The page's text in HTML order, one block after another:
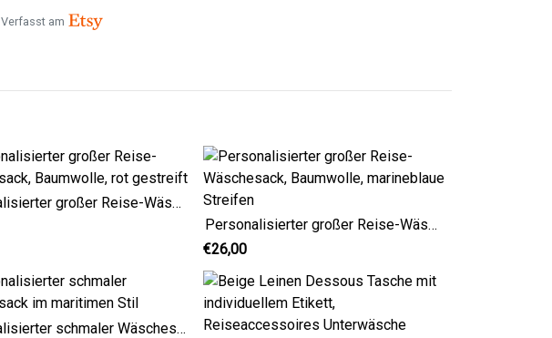
Verfasst am
Personalisierter großer Reise-Wäschesack, Baumwolle, rot gestreift
Personalisierter großer Reise-Wäschesack, Baumwolle, marineblaue Streifen
€26,00
Personalisierter schmaler Wäschesack im maritimen Stil